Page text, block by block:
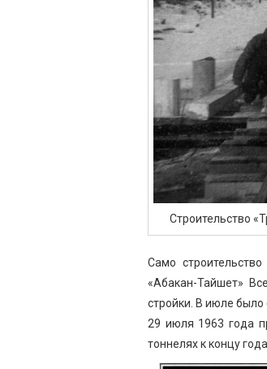
Строительство
Само
«Абакан-Тайшет»
стройки. В июле было
29 июля 1963 года
тоннелях к концу